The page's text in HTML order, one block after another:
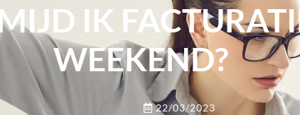
IK
WEEKEND?
22/03/2023